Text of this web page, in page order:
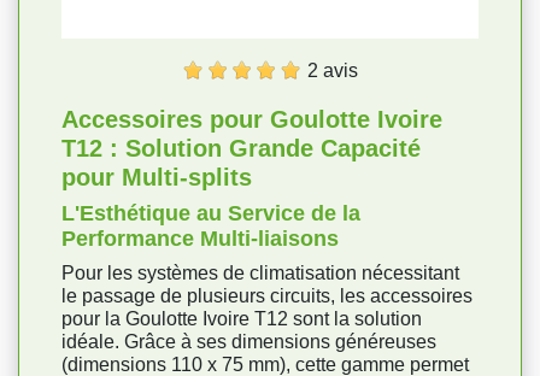
2 avis
Accessoires pour Goulotte Ivoire
T12 : Solution Grande Capacité
pour Multi-splits
L'Esthétique au Service de la
Performance Multi-liaisons
Pour les systèmes de climatisation nécessitant
le passage de plusieurs circuits, les accessoires
pour la Goulotte Ivoire T12 sont la solution
idéale. Grâce à ses dimensions généreuses
(dimensions 110 x 75 mm), cette gamme permet